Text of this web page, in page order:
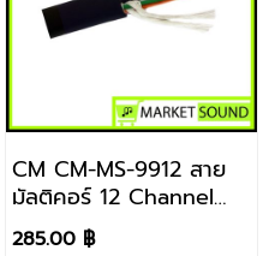
CM CM-MS-9912 สาย
มัลติคอร์ 12 Channel
ราคา / 1 เมตร
285.00 ฿